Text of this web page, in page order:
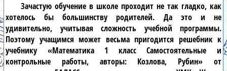
Зачастую обучение в школе проходит не так гладко, как
хотелось бы большинству родителей. Да это и не
удивительно, учитывая сложность учебной программы.
Поэтому учащимся может весьма пригодится решебник к
учебнику «Математика 1 класс Самостоятельные и
контрольные работы, авторы: Козлова, Рубин» от